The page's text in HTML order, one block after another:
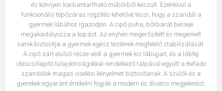
és könnyen karbantartható műbőrből készült. Ezenkívül a
funkcionális tépőzáras rögzítés lehetővé teszi, hogy a szandál a
gyermek lábához igazodjon. A cipő puha, bőrbarát belseje
megakadályozza a kopást. Az enyhén megerősített és megemelt
sarok biztosítja a gyermek egész testének megfelelő stabilizálását.
A cipő zárt elülső része védi a gyermek kis lábujjait, és a lábfej
ütéscsillapító tulajdonságokkal rendelkező talpával együtt a Befado
szandálok magas viselési kényelmet biztosítanak. A szülők és a
gyerekek egyaránt értékelni fogják a modern és divatos megjelenést.